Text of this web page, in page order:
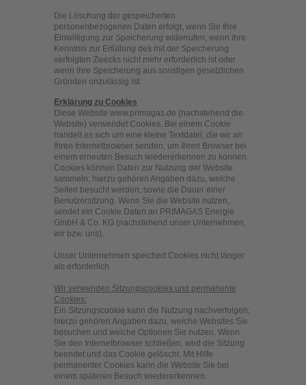
Die Löschung der gespeicherten
personenbezogenen Daten erfolgt, wenn Sie Ihre
Einwilligung zur Speicherung widerrufen, wenn ihre
Kenntnis zur Erfüllung des mit der Speicherung
verfolgten Zwecks nicht mehr erforderlich ist oder
wenn ihre Speicherung aus sonstigen gesetzlichen
Gründen unzulässig ist.
Erklärung zu Cookies
Diese Website www.primagas.de (nachstehend die
Website) verwendet Cookies. Bei einem Cookie
handelt es sich um eine kleine Textdatei, die wir an
Ihren Internetbrowser senden, um Ihren Browser bei
einem erneuten Besuch wiedererkennen zu können.
Cookies können Daten zur Nutzung der Website
sammeln; hierzu gehören Angaben dazu, welche
Seiten besucht werden, sowie die Dauer einer
Benutzersitzung. Wenn Sie die Website nutzen,
sendet ein Cookie Daten an PRIMAGAS Energie
GmbH & Co. KG (nachstehend unser Unternehmen,
wir bzw. uns).
Unser Unternehmen speichert Cookies nicht länger
als erforderlich
Wir verwenden Sitzungscookies und permanente
Cookies:
Ein Sitzungscookie kann die Nutzung nachverfolgen;
hierzu gehören Angaben dazu, welche Websites Sie
besuchen und welche Optionen Sie nutzen. Wenn
Sie den Internetbrowser schließen, wird die Sitzung
beendet und das Cookie gelöscht. Mit Hilfe
permanenter Cookies kann die Website Sie bei
einem späteren Besuch wiedererkennen.